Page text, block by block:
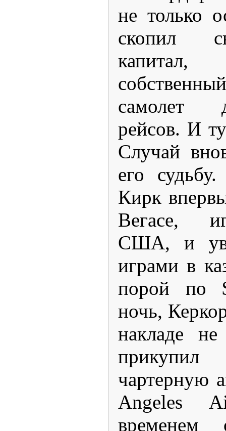
не только
скопил
капитал,
самолет
рейсов. И
Случай
его
Кирк
Вегасе,
США, и
играми в
порой по
ночь,
накладе
чартерную
Angeles